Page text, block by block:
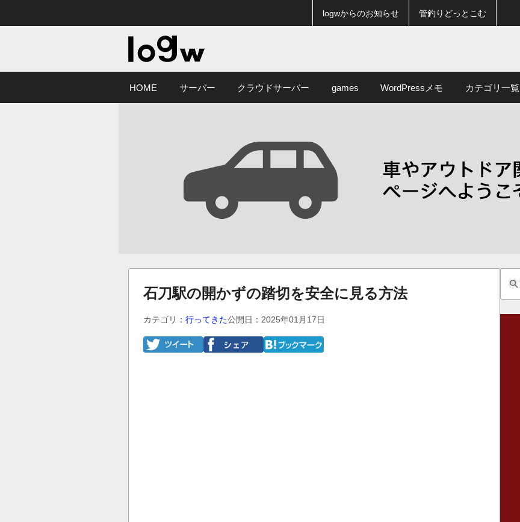
logwからのお知らせ 管釣りどっとこむ
HOME サーバー クラウドサーバー games WordPressメモ カテゴリ一覧
石刀駅の開かずの踏切を安全に見る方法
カテゴリ： 行ってきた公開日：2025年01月17日